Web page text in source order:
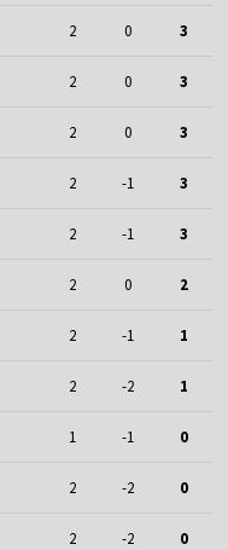
2 0 3
2 0 3
2 0 3
2 -1 3
2 -1 3
2 0 2
2 -1 1
2 -2 1
1 -1 0
2 -2 0
2 -2 0